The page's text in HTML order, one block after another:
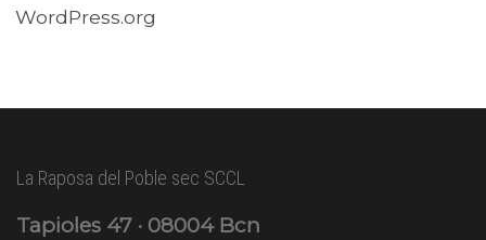
WordPress.org
La Raposa del Poble sec SCCL
Tapioles 47 · 08004 Bcn